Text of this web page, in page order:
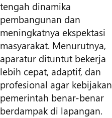
tengah dinamika
pembangunan dan
meningkatnya ekspektasi
masyarakat. Menurutnya,
aparatur dituntut bekerja
lebih cepat, adaptif, dan
profesional agar kebijakan
pemerintah benar-benar
berdampak di lapangan.